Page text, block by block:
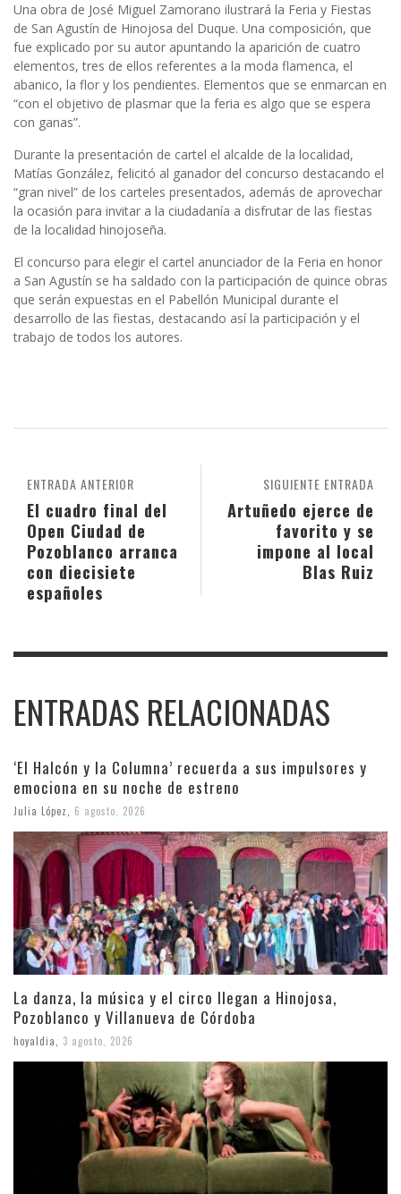
Una obra de José Miguel Zamorano ilustrará la Feria y Fiestas
de San Agustín de Hinojosa del Duque. Una composición, que
fue explicado por su autor apuntando la aparición de cuatro
elementos, tres de ellos referentes a la moda flamenca, el
abanico, la flor y los pendientes. Elementos que se enmarcan en
“con el objetivo de plasmar que la feria es algo que se espera
con ganas”.
Durante la presentación de cartel el alcalde de la localidad,
Matías González, felicitó al ganador del concurso destacando el
“gran nivel” de los carteles presentados, además de aprovechar
la ocasión para invitar a la ciudadanía a disfrutar de las fiestas
de la localidad hinojoseña.
El concurso para elegir el cartel anunciador de la Feria en honor
a San Agustín se ha saldado con la participación de quince obras
que serán expuestas en el Pabellón Municipal durante el
desarrollo de las fiestas, destacando así la participación y el
trabajo de todos los autores.
SIGUIENTE ENTRADA
Artuñedo ejerce de
favorito y se
impone al local
Blas Ruiz
ENTRADA ANTERIOR
El cuadro final del
Open Ciudad de
Pozoblanco arranca
con diecisiete
españoles
ENTRADAS RELACIONADAS
‘El Halcón y la Columna’ recuerda a sus impulsores y
emociona en su noche de estreno
Julia López, 6 agosto, 2026
La danza, la música y el circo llegan a Hinojosa,
Pozoblanco y Villanueva de Córdoba
hoyaldia 3 agosto, 2026